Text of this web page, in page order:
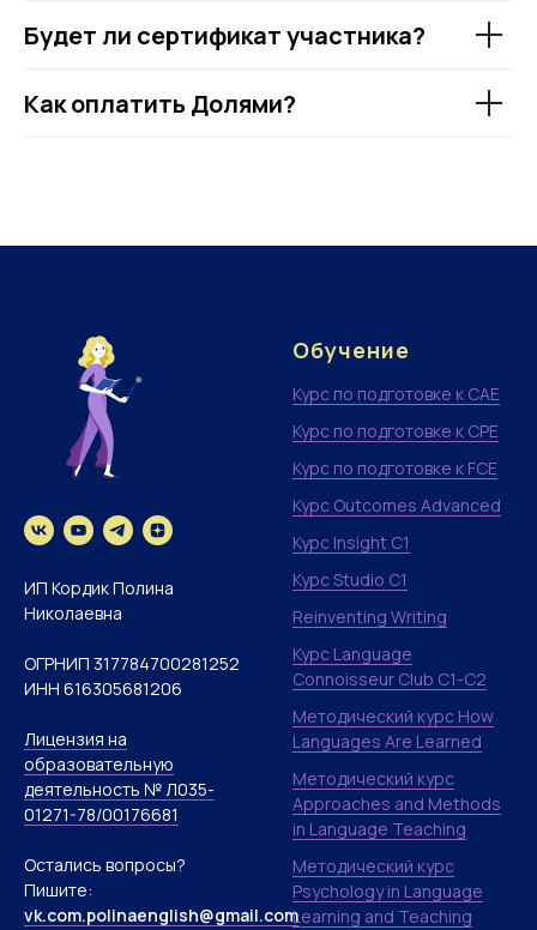
Будет ли сертификат участника?
Как оплатить Долями?
ИП Кордик Полина
Николаевна
ОГРНИП 317784700281252
ИНН 616305681206
Лицензия на
образовательную
деятельность № Л035-
01271-78/00176681
Остались вопросы?
Пишите:
vk.com.polinaenglish@gmail.com
Обучение
Курс по подготовке к CAE
Курс по подготовке к CPE
Курс по подготовке к FCE
Курс Outcomes Advanced
Курс Insight C1
Курс Studio C1
Reinventing Writing
Курс Language
Connoisseur Club С1-C2
Методический курс How
Languages Are Learned
Методический курс
Approaches and Methods
in Language Teaching
Методический курс
Psychology in Language
Learning and Teaching